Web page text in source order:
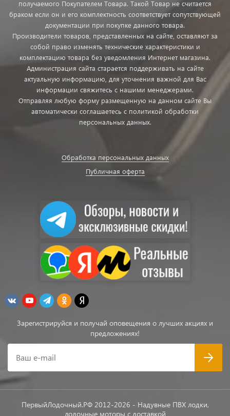
получаемого Покупателем Товара. Такой Товар не считается
браком если он и его комплектность соответствует сопутствующей
документации при покупке данного товара.
Производители товаров, представленных на сайте, оставляют за
собой право изменять технические характеристики и
комплектацию товара без уведомления Интернет магазина.
Администрация сайта старается поддерживать на сайте
актуальную информацию, для уточнения важной для Вас
информации свяжитесь с нашими менеджерами.
Отправляя любую форму размещенную на данном сайте Вы
автоматически соглашаетесь с политикой обработки
персональных данных.
Обработка персональных данных
Публичная оферта
Зарегистрируйся и получай оповещения о лучших акциях и
предложениях!
Ваш e-mail
ПервыйЛодочный.РФ 2012-2026 - Надувные ПВХ лодки,
лодочные моторы с доставкой